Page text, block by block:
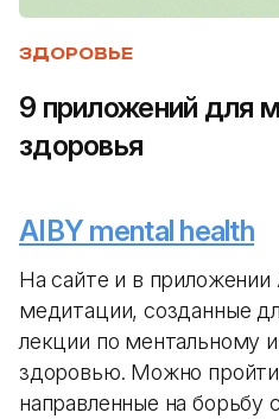
ЗДОРОВЬЕ
9 приложений для
здоровья
AIBY mental health
На сайте и в приложении
медитации, созданные
лекции по ментальному
здоровью. Можно
направленные на борьбу